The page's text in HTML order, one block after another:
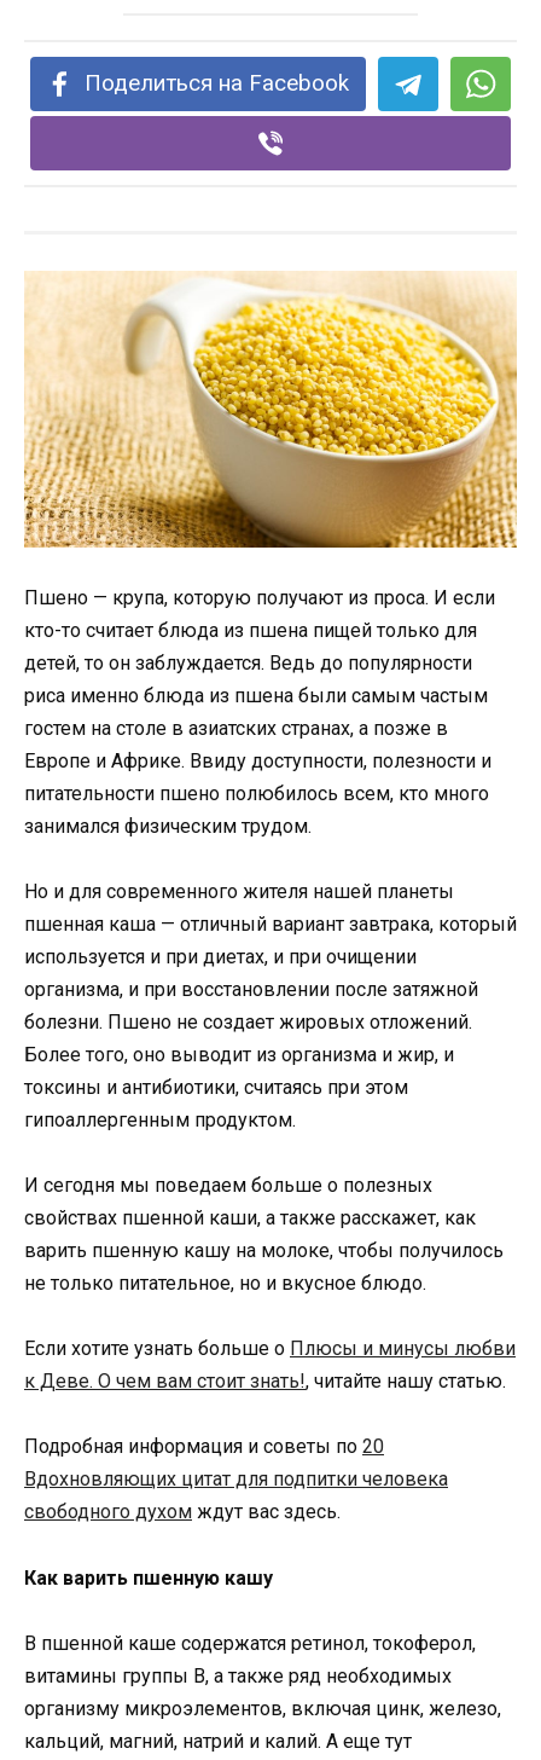
Поделиться на Facebook
Пшено — крупа, которую получают из проса. И если
кто-то считает блюда из пшена пищей только для
детей, то он заблуждается. Ведь до популярности
риса именно блюда из пшена были самым частым
гостем на столе в азиатских странах, а позже в
Европе и Африке. Ввиду доступности, полезности и
питательности пшено полюбилось всем, кто много
занимался физическим трудом.
Но и для современного жителя нашей планеты
пшенная каша — отличный вариант завтрака, который
используется и при диетах, и при очищении
организма, и при восстановлении после затяжной
болезни. Пшено не создает жировых отложений.
Более того, оно выводит из организма и жир, и
токсины и антибиотики, считаясь при этом
гипоаллергенным продуктом.
И сегодня мы поведаем больше о полезных
свойствах пшенной каши, а также расскажет, как
варить пшенную кашу на молоке, чтобы получилось
не только питательное, но и вкусное блюдо.
Если хотите узнать больше о Плюсы и минусы любви
к Деве. О чем вам стоит знать!, читайте нашу статью.
Подробная информация и советы по 20
Вдохновляющих цитат для подпитки человека
свободного духом ждут вас здесь.
Как варить пшенную кашу
В пшенной каше содержатся ретинол, токоферол,
витамины группы B, а также ряд необходимых
организму микроэлементов, включая цинк, железо,
кальций, магний, натрий и калий. А еще тут